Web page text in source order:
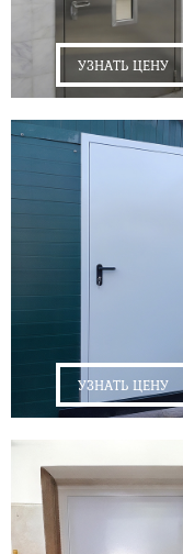
УЗНАТЬ ЦЕНУ
УЗНАТЬ ЦЕНУ